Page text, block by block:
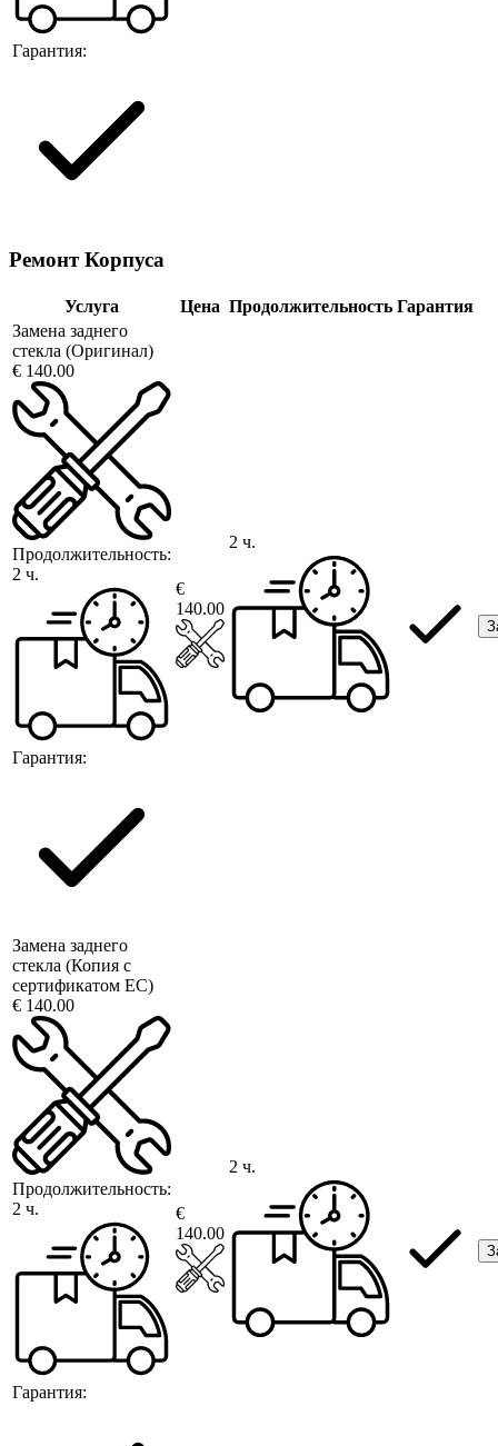
Гарантия:
Ремонт Корпуса
Услуга Цена Продолжительность Гарантия
Замена заднего
стекла (Оригинал)
€ 140.00
Продолжительность:
2 ч.
Гарантия:
€
140.00
2 ч.
Замена заднего
стекла (Копия с
сертификатом ЕС)
€ 140.00
Продолжительность:
2 ч.
Гарантия:
€
140.00
2 ч.